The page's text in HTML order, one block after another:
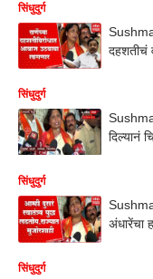
सिंधुदुर्ग
दहशतीचं
सिंधुदुर्ग
दिल्यानं
सिंधुदुर्ग
अंधारेंचा
सिंधुदुर्ग